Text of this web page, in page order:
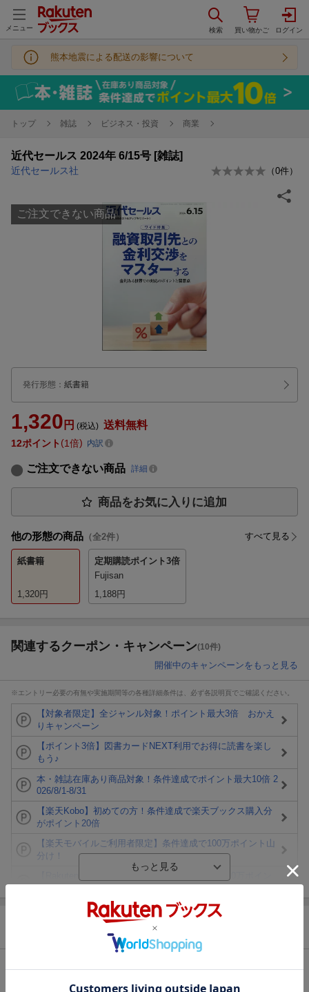
メニュー
熊本地震による配送の影響について
トップ 雑誌 ビジネス・投資 商業
近代セールス 2024年 6/15号 [雑誌]
近代セールス社 （0件）
ご注文できない商品
発行形態 ： 紙書籍
1,320 円 (税込) 送料無料
12ポイント 1倍 内訳
ご注文できない商品 詳細
商品をお気に入りに追加
他の形態の商品 （全2件） すべて見る
紙書籍
1,320円
定期購読ポイント3倍
Fujisan
1,188円
関連するクーポン・キャンペーン(10件)
開催中のキャンペーンをもっと見る
※エントリー必要の有無や実施期間等の各種詳細条件は、必ず各説明頁でご確認ください。
【対象者限定】全ジャンル対象！ポイント最大3倍 おかえ
りキャンペーン
【ポイント3倍】図書カードNEXT利用でお得に読書を楽し
もう♪
本・雑誌在庫あり商品対象！条件達成でポイント最大10倍 2
026/8/1-8/31
【楽天Kobo】初めての方！条件達成で楽天ブックス購入分
がポイント20倍
【楽天モバイルご利用者限定】条件達成で100万ポイント山
分け！
【スタンプカード】楽天ポイントもらえる＆抽選で豪華景品
エントリー＆3,000円以上購入で無料データSIM（3GB/月プ
楽天モバイル紹介キャンペーンの拡散で300円OFFクーポン